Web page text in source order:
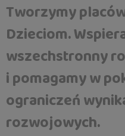
Tworzymy
Dzieciom.
wszechstronny
i pomagamy w
ograniczeń
rozwojowych.